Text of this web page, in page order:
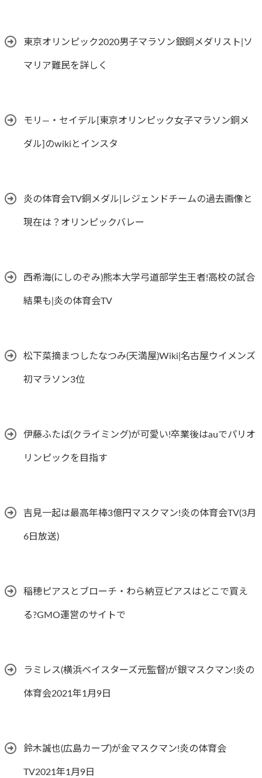
東京オリンピック2020男子マラソン銀銅メダリスト|ソ
マリア難民を詳しく
モリ―・セイデル[東京オリンピック女子マラソン銅メ
ダル]のwikiとインスタ
炎の体育会TV銅メダル|レジェンドチームの過去画像と
現在は？オリンピックバレー
西希海(にしのぞみ)熊本大学弓道部学生王者!高校の試合
結果も|炎の体育会TV
松下菜摘まつしたなつみ(天満屋)Wiki|名古屋ウイメンズ
初マラソン3位
伊藤ふたば(クライミング)が可愛い!卒業後はauでパリオ
リンピックを目指す
吉見一起は最高年棒3億円マスクマン!炎の体育会TV(3月
6日放送)
稲穂ピアスとブローチ・わら納豆ピアスはどこで買え
る?GMO運営のサイトで
ラミレス(横浜ベイスターズ元監督)が銀マスクマン!炎の
体育会2021年1月9日
鈴木誠也(広島カープ)が金マスクマン!炎の体育会
TV2021年1月9日